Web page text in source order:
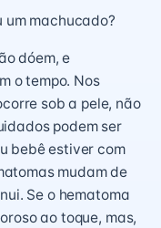
um machucado?
dóem, e
o tempo. Nos
sob a pele, não
podem ser
bebê estiver com
mudam de
Se o hematoma
ao toque, mas,